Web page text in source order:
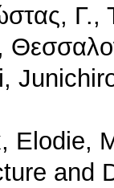
Γ.,
Elodie,
and